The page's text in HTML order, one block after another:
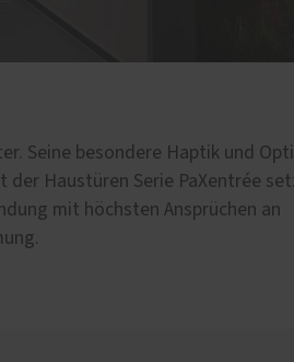
Seine besondere Haptik und
der Haustüren Serie PaXentrée
mit höchsten Ansprüchen an